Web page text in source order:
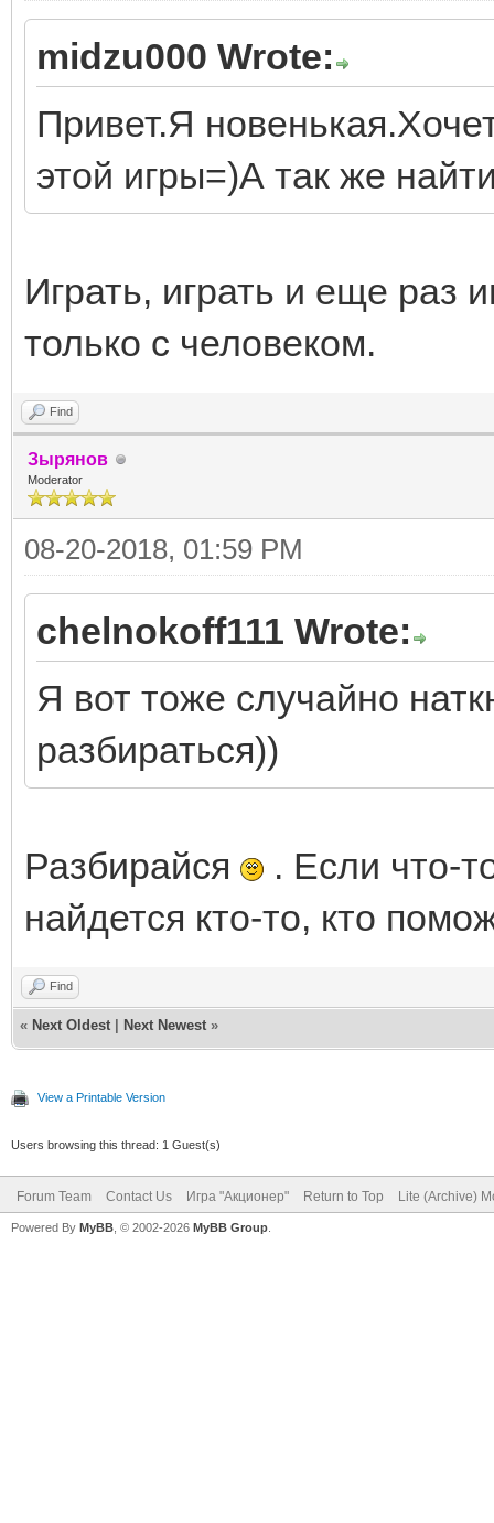
midzu000 Wrote:
Привет.Я
этой игры=)А так же
Играть, играть и еще раз
только с человеком.
Find
Зырянов
Moderator
08-20-2018, 01:59 PM
chelnokoff111 Wrote:
Я вот тоже случайно
разбираться))
Разбирайся
. Если что-
найдется кто-то, кто
Find
« Next Oldest Next Newest »
View a Printable Version
Users browsing this thread: 1 Guest(s)
Forum Team Contact Us Игра "Акционер" Return to Top Lite (Archive)
Powered By MyBB , © 2002-2026 MyBB Group